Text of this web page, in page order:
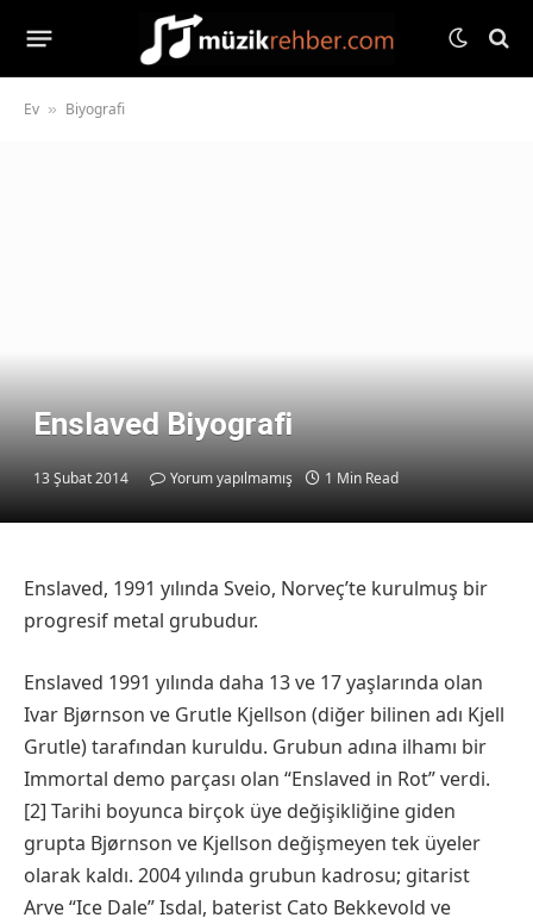
Ev » Biyografi
Enslaved Biyografi
13 Şubat 2014 Yorum yapılmamış 1 Min Read
Enslaved, 1991 yılında Sveio, Norveç’te kurulmuş bir
progresif metal grubudur.
Enslaved 1991 yılında daha 13 ve 17 yaşlarında olan
Ivar Bjørnson ve Grutle Kjellson (diğer bilinen adı Kjell
Grutle) tarafından kuruldu. Grubun adına ilhamı bir
Immortal demo parçası olan “Enslaved in Rot” verdi.
[2] Tarihi boyunca birçok üye değişikliğine giden
grupta Bjørnson ve Kjellson değişmeyen tek üyeler
olarak kaldı. 2004 yılında grubun kadrosu; gitarist
Arve “Ice Dale” Isdal, baterist Cato Bekkevold ve